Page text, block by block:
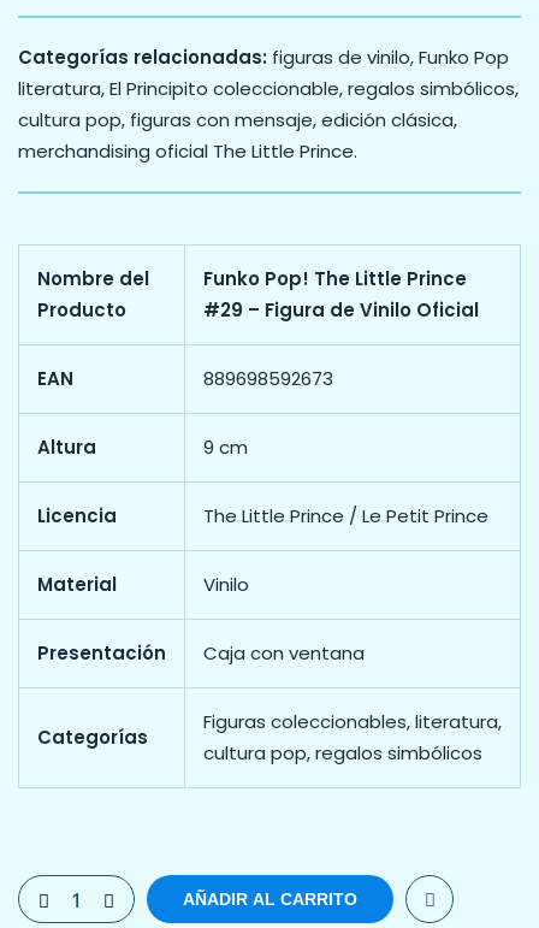
Categorías relacionadas: figuras de vinilo, Funko Pop
literatura, El Principito coleccionable, regalos simbólicos,
cultura pop, figuras con mensaje, edición clásica,
merchandising oficial The Little Prince.
Nombre del
Producto
Funko Pop! The Little Prince
#29 – Figura de Vinilo Oficial
EAN 889698592673
Altura 9 cm
Licencia The Little Prince / Le Petit Prince
Material Vinilo
Presentación Caja con ventana
Categorías
Figuras coleccionables, literatura,
cultura pop, regalos simbólicos
AÑADIR AL CARRITO